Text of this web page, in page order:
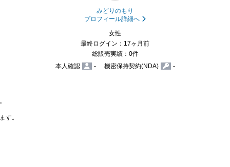
みどりのもり
プロフィール詳細へ
女性
最終ログイン：17ヶ月前
総販売実績：0件
本人確認
- 機密保持契約(NDA) -
す。